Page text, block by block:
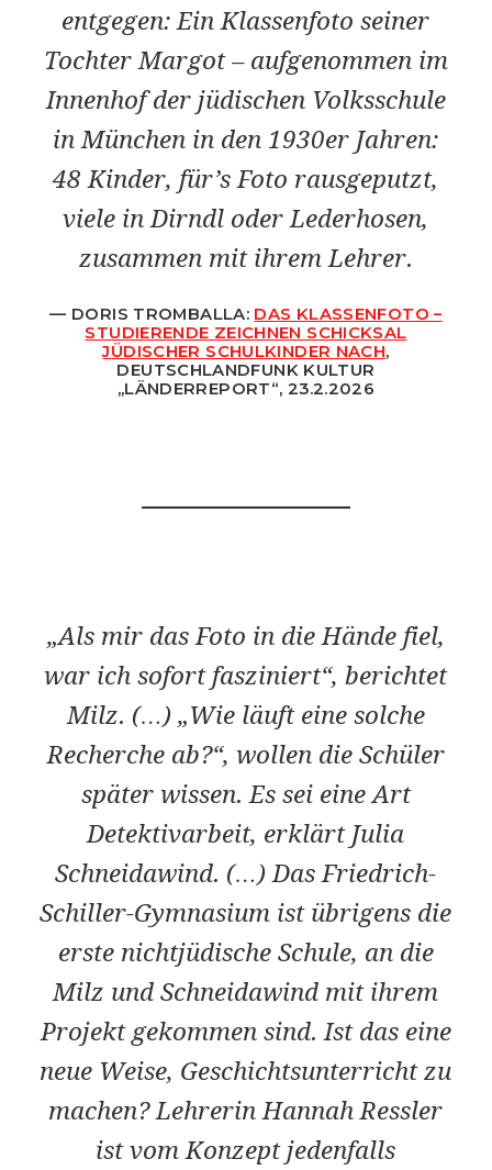
entgegen: Ein Klassenfoto seiner
Tochter Margot – aufgenommen im
Innenhof der jüdischen Volksschule
in München in den 1930er Jahren:
48 Kinder, für’s Foto rausgeputzt,
viele in Dirndl oder Lederhosen,
zusammen mit ihrem Lehrer.
DORIS TROMBALLA: DAS KLASSENFOTO –
STUDIERENDE ZEICHNEN SCHICKSAL
JÜDISCHER SCHULKINDER NACH,
DEUTSCHLANDFUNK KULTUR
„LÄNDERREPORT“, 23.2.2026
„Als mir das Foto in die Hände fiel,
war ich sofort fasziniert“, berichtet
Milz. (…) „Wie läuft eine solche
Recherche ab?“, wollen die Schüler
später wissen. Es sei eine Art
Detektivarbeit, erklärt Julia
Schneidawind. (…) Das Friedrich-
Schiller-Gymnasium ist übrigens die
erste nichtjüdische Schule, an die
Milz und Schneidawind mit ihrem
Projekt gekommen sind. Ist das eine
neue Weise, Geschichtsunterricht zu
machen? Lehrerin Hannah Ressler
ist vom Konzept jedenfalls